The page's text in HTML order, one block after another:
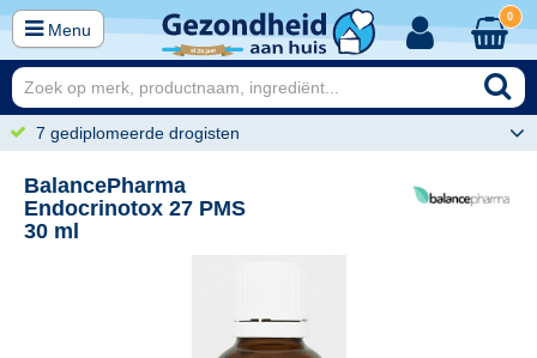
Menu
0
7 gediplomeerde drogisten
BalancePharma
Endocrinotox 27 PMS
30 ml